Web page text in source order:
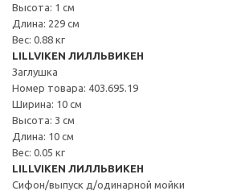
Высота: 1 см
Длина: 229 см
Вес: 0.88 кг
LILLVIKEN ЛИЛЛЬВИКЕН
Заглушка
Номер товара: 403.695.19
Ширина: 10 см
Высота: 3 см
Длина: 10 см
Вес: 0.05 кг
LILLVIKEN ЛИЛЛЬВИКЕН
Сифон/выпуск д/одинарной мойки